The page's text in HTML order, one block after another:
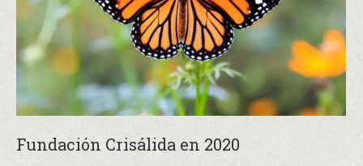
Fundación Crisálida en 2020